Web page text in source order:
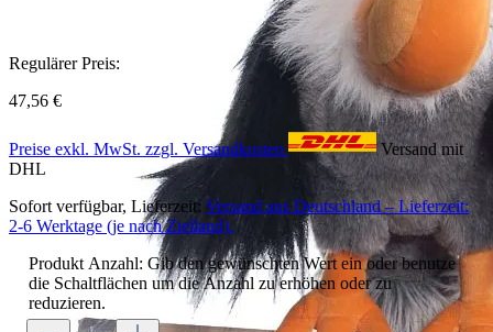
Regulärer Preis:
47,56 €
Preise exkl. MwSt. zzgl. Versandkosten
Versand mit
DHL
Sofort verfügbar, Lieferzeit: Versand aus Deutschland – Lieferzeit:
2-6 Werktage (je nach Zielland).
Produkt Anzahl: Gib den gewünschten Wert ein oder benutze
die Schaltflächen um die Anzahl zu erhöhen oder zu
reduzieren.